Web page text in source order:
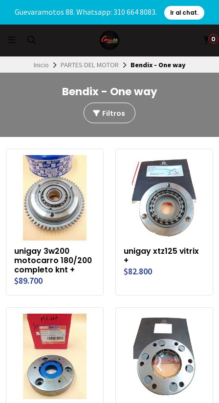
Guevaramotos 88. Whatsapp: 310 664 8083. Ir al chat.
0
Inicio PARTES DEL MOTOR Bendix - One way
Bendix - One way
Filtros
unigay 3w200
motocarro 180/200
completo knt +
$89.700
unigay xtz125 vitrix
+
$82.800